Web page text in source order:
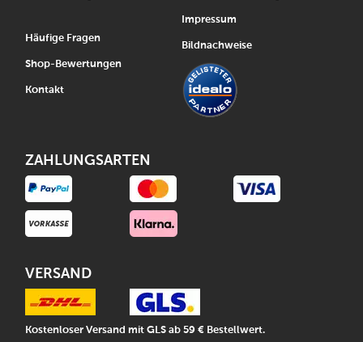
Häufige Fragen
Shop-Bewertungen
Kontakt
Impressum
Bildnachweise
ZAHLUNGSARTEN
VERSAND
Kostenloser Versand mit GLS ab 59 € Bestellwert.